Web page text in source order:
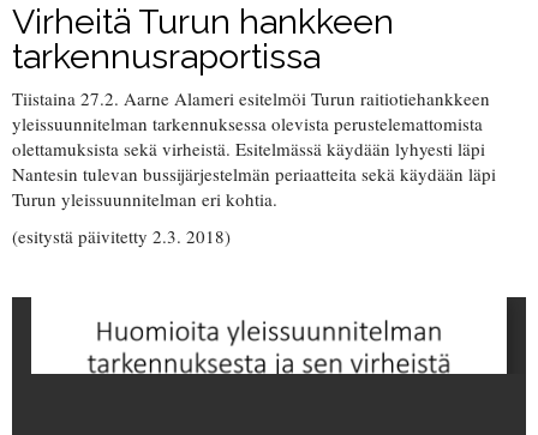
Virheitä Turun hankkeen
tarkennusraportissa
Tiistaina 27.2. Aarne Alameri esitelmöi Turun raitiotiehankkeen
yleissuunnitelman tarkennuksessa olevista perustelemattomista
olettamuksista sekä virheistä. Esitelmässä käydään lyhyesti läpi
Nantesin tulevan bussijärjestelmän periaatteita sekä käydään läpi
Turun yleissuunnitelman eri kohtia.
(esitystä päivitetty 2.3. 2018)